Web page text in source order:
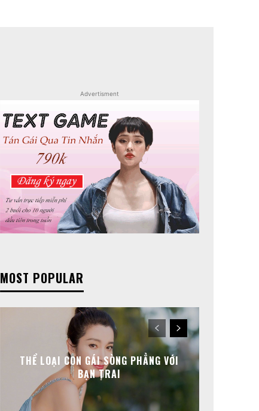
Advertisment
MOST POPULAR
THỂ LOẠI CON GÁI SÒNG PHẲNG VỚI
BẠN TRAI